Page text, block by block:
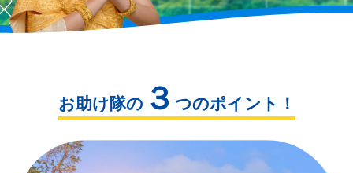
お助け隊の ３ つのポイント！